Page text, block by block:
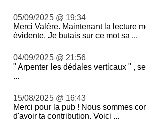
05/09/2025 @ 19:34
Merci Valère. Maintenant la lecture
évidente. Je butais sur ce mot sa ...
04/09/2025 @ 21:56
" Arpenter les dédales verticaux " ,
...
15/08/2025 @ 16:43
Merci pour la pub ! Nous sommes
d'avoir ta contribution. Voici ...